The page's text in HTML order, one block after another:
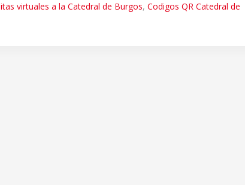
virtuales a la Catedral de Burgos, Codigos QR Catedral de